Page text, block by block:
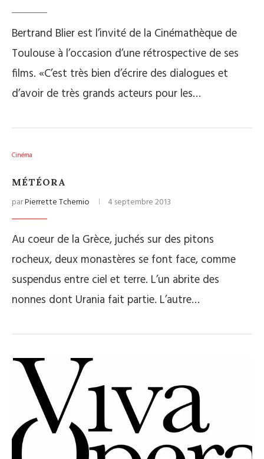
Bertrand Blier est l’invité de la Cinémathèque de
Toulouse à l’occasion d’une rétrospective de ses
films. «C’est très bien d’écrire des dialogues et
d’avoir de très grands acteurs pour les…
Cinéma
MÉTÉORA
parPierrette Tchernio 4 septembre 2013
Au coeur de la Grèce, juchés sur des pitons
rocheux, deux monastères se font face, comme
suspendus entre ciel et terre. L’un abrite des
nonnes dont Urania fait partie. L’autre…